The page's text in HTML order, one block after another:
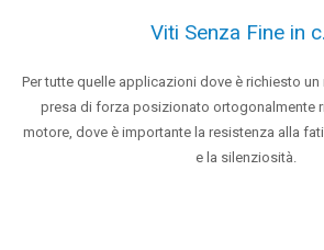
Viti Senza Fine in
Per tutte quelle applicazioni dove è richiesto un
presa di forza posizionato ortogonalmente
motore, dove è importante la resistenza alla
e la silenziosità.